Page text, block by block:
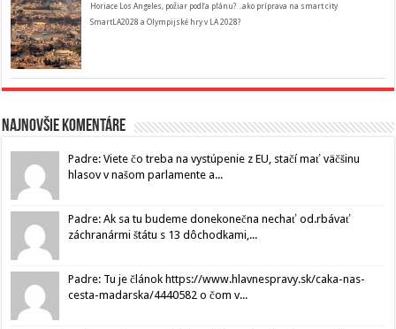
Horiace Los Angeles, požiar podľa plánu? ..ako príprava na smart city
SmartLA2028 a Olympijské hry v LA 2028?
Najnovšie komentáre
Padre: Viete čo treba na vystúpenie z EU, stačí mať väčšinu
hlasov v našom parlamente a...
Padre: Ak sa tu budeme donekonečna nechať od.rbávať
záchranármi štátu s 13 dôchodkami,...
Padre: Tu je článok https://www.hlavnespravy.sk/caka-nas-
cesta-madarska/4440582 o čom v...